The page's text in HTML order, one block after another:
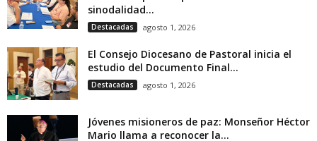
sinodalidad...
Destacadas agosto 1, 2026
El Consejo Diocesano de Pastoral inicia el
estudio del Documento Final...
Destacadas agosto 1, 2026
Jóvenes misioneros de paz: Monseñor Héctor
Mario llama a reconocer la...